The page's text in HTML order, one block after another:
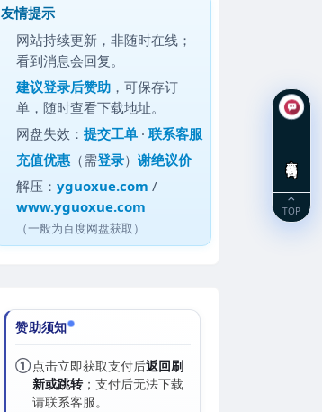
友情提示
网站持续更新，非随时在线；
看到消息会回复。
建议登录后赞助 ，可保存订
单，随时查看下载地址。
网盘失效：提交工单 ·联系客服
充值优惠 （需登录）谢绝议价
解压：yguoxue.com /
www.yguoxue.com
（一般为百度网盘获取）
赞助须知
①点击立即获取支付后返回刷
新或跳转；支付后无法下载
请联系客服。
TOP